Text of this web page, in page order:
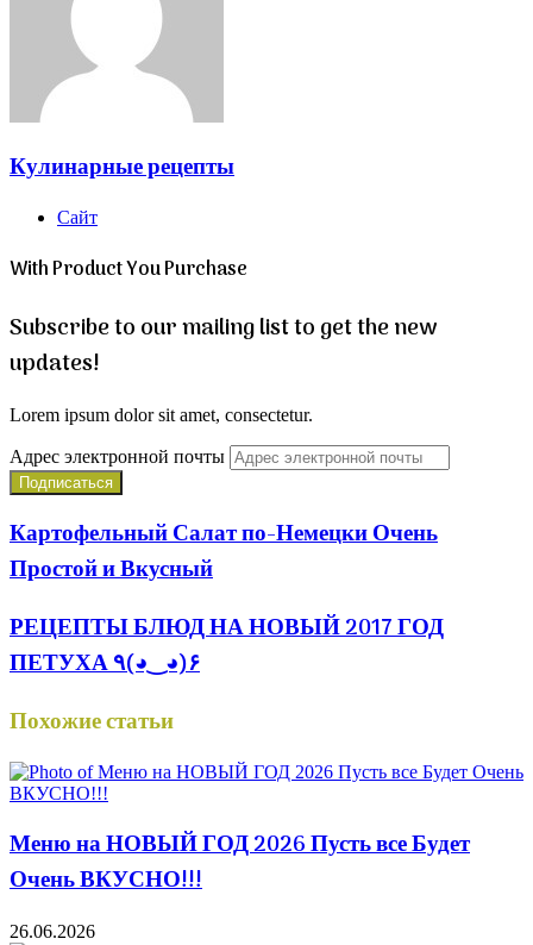
Кулинарные рецепты
Сайт
With Product You Purchase
Subscribe to our mailing list to get the new
updates!
Lorem ipsum dolor sit amet, consectetur.
Адрес электронной почты
Картофельный Салат по-Немецки Очень
Простой и Вкусный
РЕЦЕПТЫ БЛЮД НА НОВЫЙ 2017 ГОД
ПЕТУХА ٩(◕‿◕)۶
Похожие статьи
Меню на НОВЫЙ ГОД 2026 Пусть все Будет
Очень ВКУСНО!!!
26.06.2026